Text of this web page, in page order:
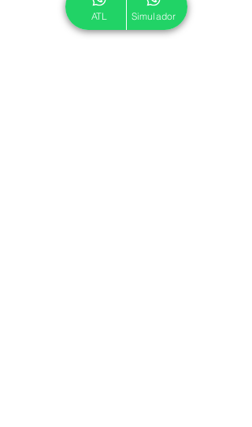
ATL Simulador